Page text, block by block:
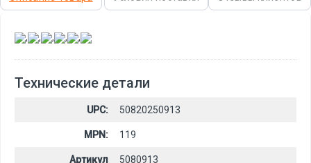
, , , , ,
Технические детали
UPC: 50820250913
MPN: 119
Артикул
5080913